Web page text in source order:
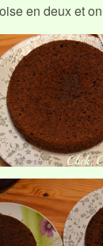
en deux et